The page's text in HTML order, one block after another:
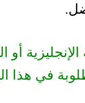
أو
في هذا